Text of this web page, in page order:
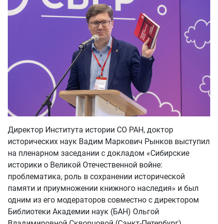
Директор Института истории СО РАН, доктор
исторических наук Вадим Маркович Рынков выступил
на пленарном заседании с докладом «Сибирские
историки о Великой Отечественной войне:
проблематика, роль в сохранении исторической
памяти и приумножении книжного наследия» и был
одним из его модераторов совместно с директором
Библиотеки Академии наук (БАН) Ольгой